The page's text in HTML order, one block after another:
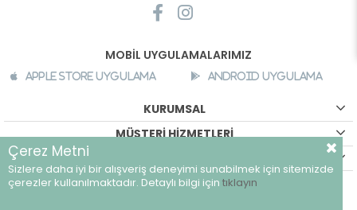
MOBİL UYGULAMALARIMIZ
Apple Store Uygulama Android Uygulama
KURUMSAL
MÜŞTERİ HİZMETLERİ
©breeze.com.tr - Tüm hakları saklıdır.
Çerez Metni
Sizlere daha iyi bir alışveriş deneyimi sunabilmek için sitemizde
çerezler kullanılmaktadır. Detaylı bilgi için tıklayın